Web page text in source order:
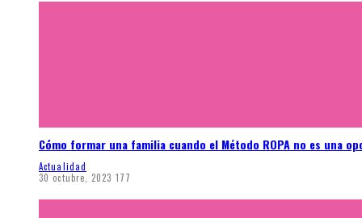
Cómo formar una familia cuando el Método ROPA no es una
Actualidad
30 octubre, 2023 177